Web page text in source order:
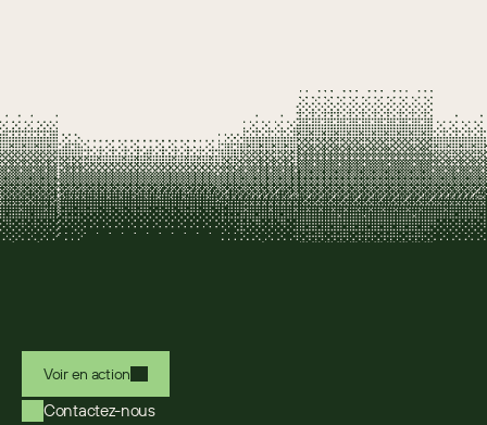
Voir en action
Contactez-nous